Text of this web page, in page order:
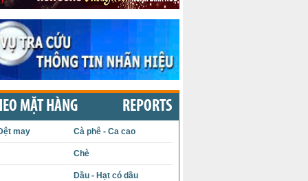
MẶT HÀNG REPORTS
may Cà phê - Ca cao
Chè
Dầu - Hạt có dầu